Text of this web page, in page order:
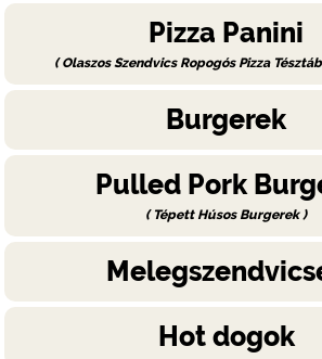
Pizza Panini
( Olaszos Szendvics Ropogós Pizza
Burgerek
Pulled Pork
( Tépett Húsos Burgerek )
Hot dogok